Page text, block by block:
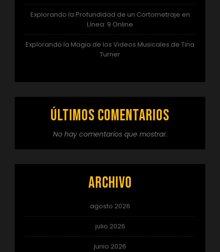
Explorando la Profundidad de un Cortometraje en
Línea: 9 Online
Explorando la Magia de los Videos Musicales de Tina
Turner
Últimos comentarios
No hay comentarios que mostrar.
Archivo
agosto 2026
julio 2026
junio 2026